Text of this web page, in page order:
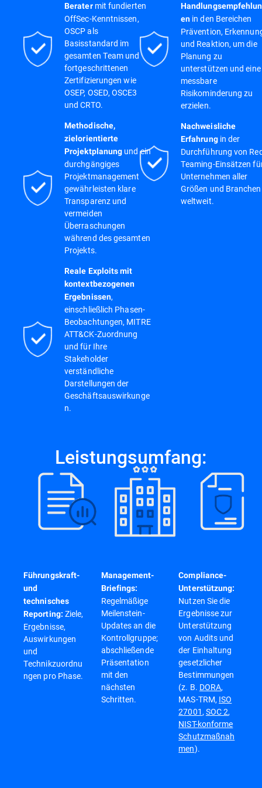
Beratermit fundierten
OffSec-Kenntnissen,
OSCP als
Basisstandard im
gesamten Team und
fortgeschrittenen
Zertifizierungen wie
OSEP, OSED, OSCE3
und CRTO.
Methodische,
zielorientierte
Projektplanung und ein
durchgängiges
Projektmanagement
gewährleisten klare
Transparenz und
vermeiden
Überraschungen
während des gesamten
Projekts.
Reale Exploits mit
kontextbezogenen
Ergebnissen,
einschließlich Phasen-
Beobachtungen, MITRE
ATT&CK-Zuordnung
und für Ihre
Stakeholder
verständliche
Darstellungen der
Geschäftsauswirkunge
n.
en in den Bereichen
Prävention,
und Reaktion, um die
Planung zu
unterstützen und eine
messbare
Risikominderung zu
erzielen.
Nachweisliche
Erfahrungin der
Durchführung von
Teaming-Einsätzen
Unternehmen aller
Größen und Branchen
weltweit.
Leistungsumfang:
Führungskraft-
und
technisches
Reporting: Ziele,
Ergebnisse,
Auswirkungen
und
Technikzuordnu
ngen pro Phase.
Management-
Briefings:
Regelmäßige
Meilenstein-
Updates an die
Kontrollgruppe;
abschließende
Präsentation
mit den
nächsten
Schritten.
Compliance-
Unterstützung:
Nutzen Sie die
Ergebnisse zur
Unterstützung
von Audits und
der Einhaltung
gesetzlicher
Bestimmungen
(z. B. DORA,
MAS-TRM, ISO
27001,SOC 2,
NIST-konforme
Schutzmaßnah
men).